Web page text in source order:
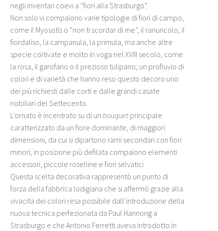
negli inventari coevi a “fiori alla Strasburgo”.
Non solo vi compaiono varie tipologie di fiori di campo,
come il Myosotis o “non ti scordar di me”, il ranuncolo, il
fiordaliso, la campanula, la primula, ma anche altre
specie coltivate e molto in voga nel XVIII secolo, come
la rosa, il garofano o il prezioso tulipano; un profluvio di
colori e di varietà che hanno reso questo decoro uno
dei più richiesti dalle corti e dalle grandi casate
nobiliari del Settecento.
L’ornato è incentrato su di un bouquet principale
caratterizzato da un fiore dominante, di maggiori
dimensioni, da cui si dipartono rami secondari con fiori
minori; in posizione più defilata compaiono elementi
accessori, piccole roselline e fiori selvatici.
Questa scelta decorativa rappresentò un punto di
forza della fabbrica lodigiana che si affermò grazie alla
vivacità dei colori resa possibile dall’introduzione della
nuova tecnica perfezionata da Paul Hannong a
Strasburgo e che Antonio Ferretti aveva introdotto in